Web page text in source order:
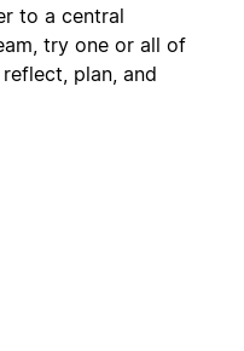
to a central
try one or all of
plan, and